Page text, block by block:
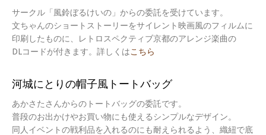
サークル「風鈴ぼるけいの」からの委託を受けています。
文ちゃんのショートストーリーをサイレント映画風のフィルムに
印刷したものに、レトロスペクティブ京都のアレンジ楽曲の
DLコードが付きます。詳しくはこちら
河城にとりの帽子風トートバッグ
あかさたさんからのトートバッグの委託です。
普段のお出かけやお買い物にも使えるシンプルなデザイン。
同人イベントの戦利品を入れるのにも耐えられるよう、織紐で底